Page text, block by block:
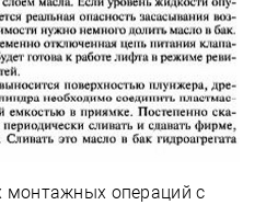
монтажных операций с